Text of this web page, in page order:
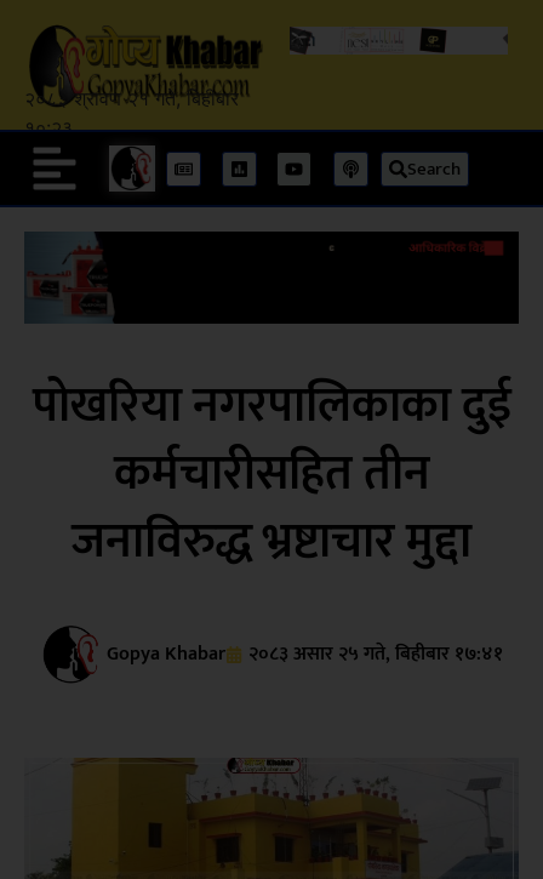
२०८३ श्रावण २१ गते, बिहीबार
१०:२३
Search
पोखरिया नगरपालिकाका दुई
कर्मचारीसहित तीन
जनाविरुद्ध भ्रष्टाचार मुद्दा
Gopya Khabar २०८३ असार २५ गते, बिहीबार १७:४१